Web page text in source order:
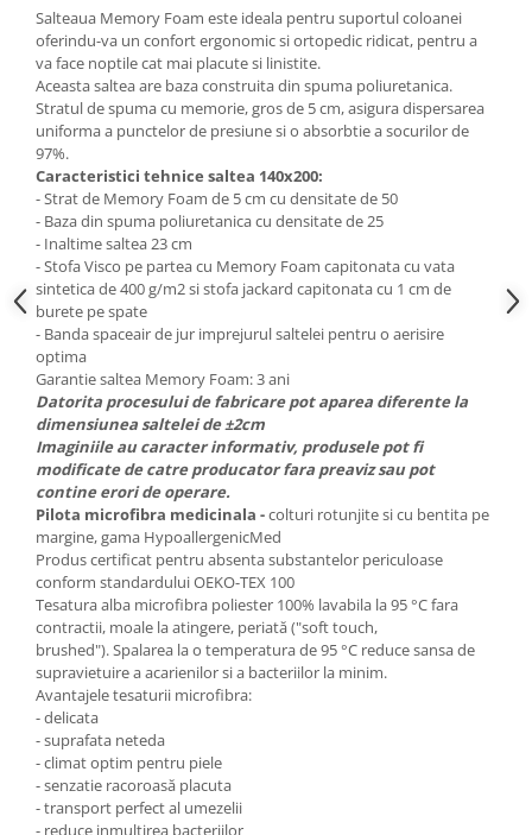
Mobila camera copii
Scaune birou pentru copii
Saltele patuturi copii
Paturi copii
Masa si scaune gradinita
Seturi comode living si dormitor
Salteaua Memory Foam este ideala pentru suportul coloanei
oferindu-va un confort ergonomic si ortopedic ridicat, pentru a
va face noptile cat mai placute si linistite.
Aceasta saltea are baza construita din spuma poliuretanica.
Stratul de spuma cu memorie, gros de 5 cm, asigura dispersarea
uniforma a punctelor de presiune si o absorbtie a socurilor de
97%.
Caracteristici tehnice saltea 140x200:
- Strat de Memory Foam de 5 cm cu densitate de 50
- Baza din spuma poliuretanica cu densitate de 25
- Inaltime saltea 23 cm
- Stofa Visco pe partea cu Memory Foam capitonata cu vata
sintetica de 400 g/m2 si stofa jackard capitonata cu 1 cm de
burete pe spate
- Banda spaceair de jur imprejurul saltelei pentru o aerisire
optima
Garantie saltea Memory Foam: 3 ani
Datorita procesului de fabricare pot aparea diferente la
dimensiunea saltelei de ±2cm
Imaginiile au caracter informativ, produsele pot fi
modificate de catre producator fara preaviz sau pot
contine erori de operare.
Pilota microfibra medicinala -colturi rotunjite si cu bentita pe
margine, gama HypoallergenicMed
Produs certificat pentru absenta substantelor periculoase
conform standardului OEKO-TEX 100
Tesatura alba microfibra poliester 100% lavabila la 95 °C fara
contractii, moale la atingere, periată ("soft touch,
brushed"). Spalarea la o temperatura de 95 °C reduce sansa de
supravietuire a acarienilor si a bacteriilor la minim.
Avantajele tesaturii microfibra:
- delicata
- suprafata neteda
- climat optim pentru piele
- senzatie racoroasă placuta
- transport perfect al umezelii
- reduce inmultirea bacteriilor